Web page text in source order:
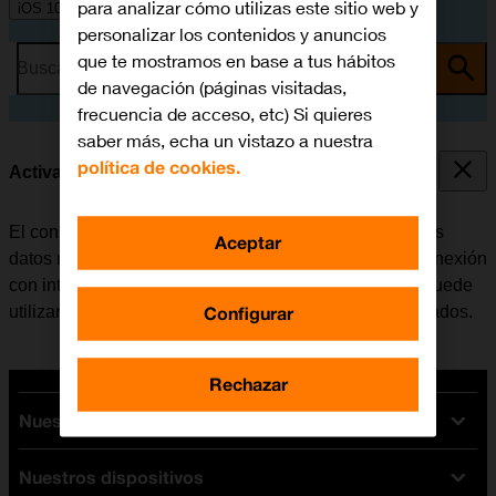
iOS 10.0
Busca por problema o tema
Activar o desactivar los datos móviles
El consumo de datos se puede limitar, desactivando los
datos móviles. Haciendo esto el móvil no establece conexión
con internet a través de la red móvil. No obstante, se puede
utilizar Wi-Fi aunque los datos móviles estén desactivados.
Nuestras tarifas
Tarifas Orange
Nuestros dispositivos
para analizar cómo utilizas este sitio web y
personalizar los contenidos y anuncios
que te mostramos en base a tus hábitos
de navegación (páginas visitadas,
frecuencia de acceso, etc) Si quieres
saber más, echa un vistazo a nuestra
política de cookies.
Configurar
Rechazar
Aceptar